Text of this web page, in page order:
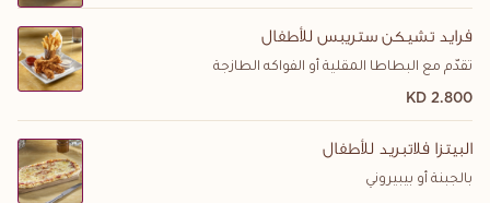
فرايد تشيكن ستريبس للأطفال
تقدّم مع البطاطا المقلية أو الفواكه الطازجة
2.800 KD
البيتزا فلاتبريد للأطفال
بالجبنة أو بيبيروني